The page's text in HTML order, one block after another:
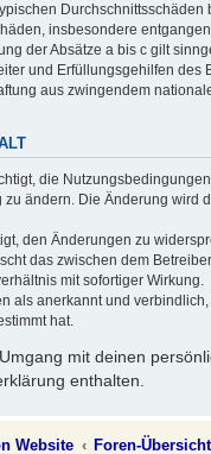
Durchschnittsschäden
insbesondere
der Absätze a bis c gilt
und Erfüllungsgehilfen des
aus zwingendem
die
zu ändern. Die Änderung wird
den Änderungen zu
das zwischen dem
mit sofortiger Wirkung.
als anerkannt und
hat.
mit deinen
enthalten.
Website Foren-Übersicht